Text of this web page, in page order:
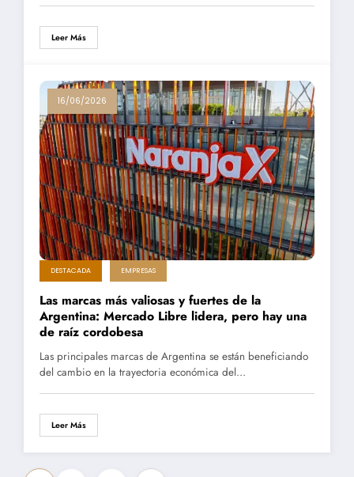
Leer Más
16/06/2026
DESTACADA EMPRESAS
Las marcas más valiosas y fuertes de la
Argentina: Mercado Libre lidera, pero hay una
de raíz cordobesa
Las principales marcas de Argentina se están beneficiando
del cambio en la trayectoria económica del…
Leer Más